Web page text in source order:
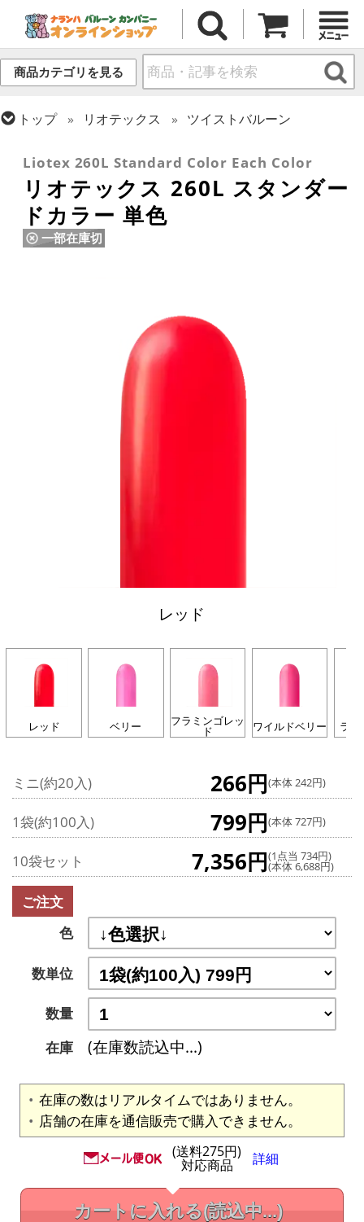
商品カテゴリを見る
トップ リオテックス
ツイストバルーン
Liotex 260L Standard Color Each Color
リオテックス 260L スタンダー
ドカラー 単色
一部在庫切
レッド
レッド ベリー フラミンゴレッ
ド ワイルドベリー ライ
ミニ(約20入) 266円(本体 242円)
1袋(約100入) 799円(本体 727円)
10袋セット 7,356円(1点当 734円)
(本体 6,688円)
ご注文
色
数単位
数量
在庫
(在庫数読込中...)
在庫の数はリアルタイムではありません。
店舗の在庫を通信販売で購入できません。
(送料275円)
対応商品 詳細
カートに入れる(読込中...)